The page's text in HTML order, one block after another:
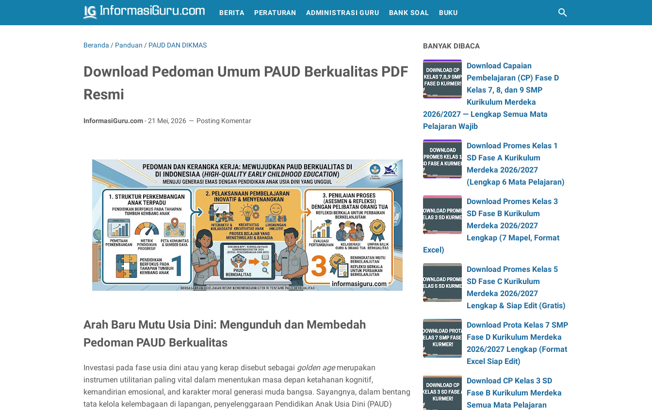
BERITA PERATURAN ADMINISTRASI GURU BANK SOAL BUKU
Beranda / Panduan / PAUD DAN DIKMAS
Download Pedoman Umum PAUD Berkualitas PDF
Resmi
InformasiGuru.com-21 Mei, 2026 Posting Komentar
Arah Baru Mutu Usia Dini: Mengunduh dan Membedah
Pedoman PAUD Berkualitas
Investasi pada fase usia dini atau yang kerap disebut sebagai golden agemerupakan
instrumen utilitarian paling vital dalam menentukan masa depan ketahanan kognitif,
kemandirian emosional, and karakter moral generasi muda bangsa. Sayangnya, dalam bentang
tata kelola kelembagaan di lapangan, penyelenggaraan Pendidikan Anak Usia Dini (PAUD)
BANYAK DIBACA
Download Capaian
Pembelajaran (CP) Fase D
Kelas 7, 8, dan 9 SMP
Kurikulum Merdeka
2026/2027 — Lengkap Semua Mata
Pelajaran Wajib
Download Promes Kelas 1
SD Fase A Kurikulum
Merdeka 2026/2027
(Lengkap 6 Mata Pelajaran)
Download Promes Kelas 3
SD Fase B Kurikulum
Merdeka 2026/2027
Lengkap (7 Mapel, Format
Excel)
Download Promes Kelas 5
SD Fase C Kurikulum
Merdeka 2026/2027
Lengkap & Siap Edit (Gratis)
Download Prota Kelas 7 SMP
Fase D Kurikulum Merdeka
2026/2027 Lengkap (Format
Excel Siap Edit)
Download CP Kelas 3 SD
Fase B Kurikulum Merdeka
Semua Mata Pelajaran